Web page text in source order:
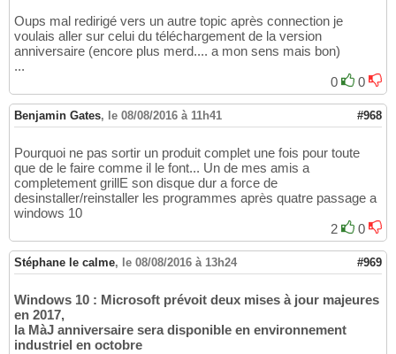
Oups mal redirigé vers un autre topic après connection je
voulais aller sur celui du téléchargement de la version
anniversaire (encore plus merd.... a mon sens mais bon)
...
0
0
Benjamin Gates, le 08/08/2016 à 11h41 #968
Pourquoi ne pas sortir un produit complet une fois pour toute
que de le faire comme il le font... Un de mes amis a
completement grillE son disque dur a force de
desinstaller/reinstaller les programmes après quatre passage a
windows 10
2
0
Stéphane le calme, le 08/08/2016 à 13h24 #969
Windows 10 : Microsoft prévoit deux mises à jour majeures
en 2017,
la MàJ anniversaire sera disponible en environnement
industriel en octobre